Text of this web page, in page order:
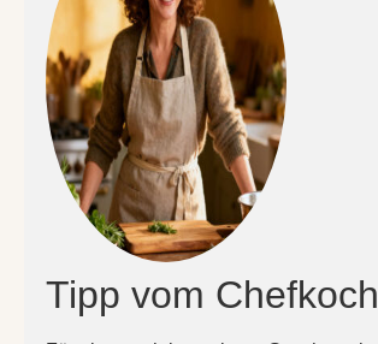
Tipp vom Chefkoch